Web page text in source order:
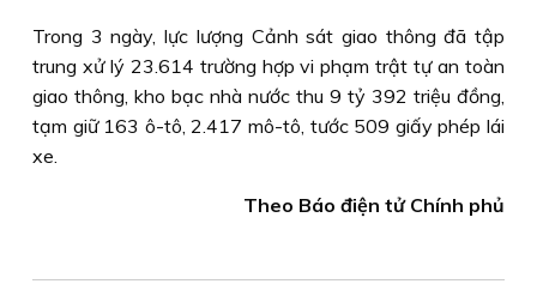
Trong 3 ngày, lực lượng Cảnh sát giao thông đã tập
trung xử lý 23.614 trường hợp vi phạm trật tự an toàn
giao thông, kho bạc nhà nước thu 9 tỷ 392 triệu đồng,
tạm giữ 163 ô-tô, 2.417 mô-tô, tước 509 giấy phép lái
xe.
Theo Báo điện tử Chính phủ